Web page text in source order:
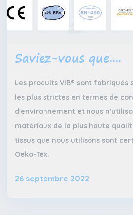
Saviez-vous que....
Les produits VIB® sont fabriqués
les plus strictes en termes de
d'environnement et nous
matériaux de la plus haute
tissus que nous utilisons sont
Oeko-Tex.
26 septembre 2022